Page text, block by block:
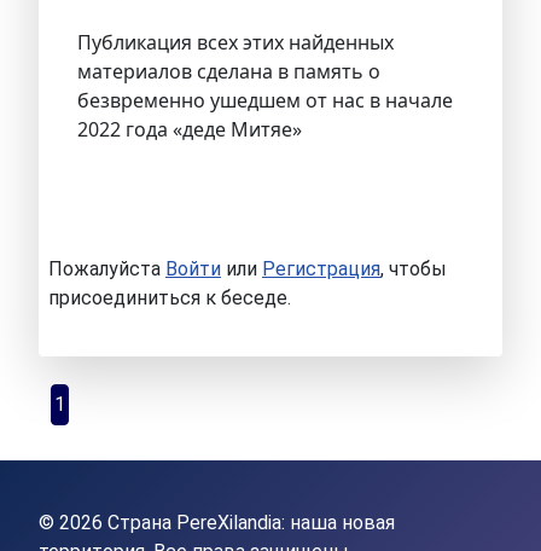
Публикация всех этих найденных
материалов сделана в память о
безвременно ушедшем от нас в начале
2022 года «деде Митяе»
Пожалуйста Войти или Регистрация, чтобы
присоединиться к беседе.
1
© 2026 Страна PereXilandia: наша новая